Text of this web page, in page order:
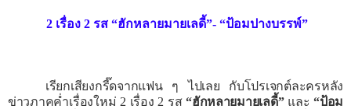
2 เรื่อง 2 รส “ฮักหลายมายเลดี้”- “ป้อมปางบรรพ์”
เรียกเสียงกรี๊ดจากแฟน ๆ ไปเลย กับโปรเจกต์ละครหลัง
ข่าวภาคค่ำเรื่องใหม่ 2 เรื่อง 2 รส“ฮักหลายมายเลดี้”และ“ป้อม